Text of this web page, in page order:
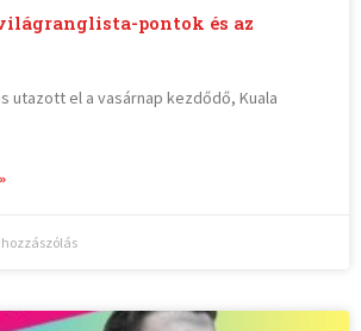
pontok és az
utazott el a vasárnap kezdődő, Kuala